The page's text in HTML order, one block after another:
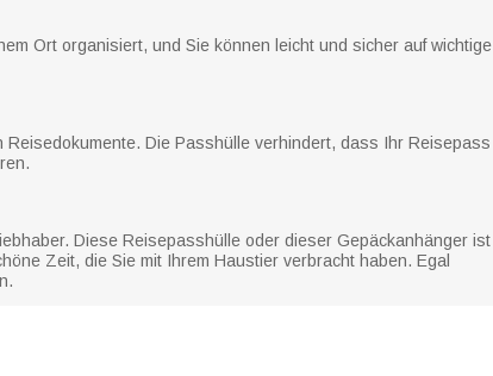
Ort organisiert, und Sie können leicht und sicher auf wichtige
Die Passhülle verhindert, dass Ihr Reisepass
Diese Reisepasshülle oder dieser Gepäckanhänger ist
Zeit, die Sie mit Ihrem Haustier verbracht haben. Egal